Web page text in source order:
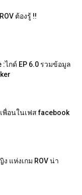
ต้องรู้ !!
:ไกด์ EP 6.0 รวมข้อมูล
พื่อนในเฟส facebook
แห่งเกม ROV น่า